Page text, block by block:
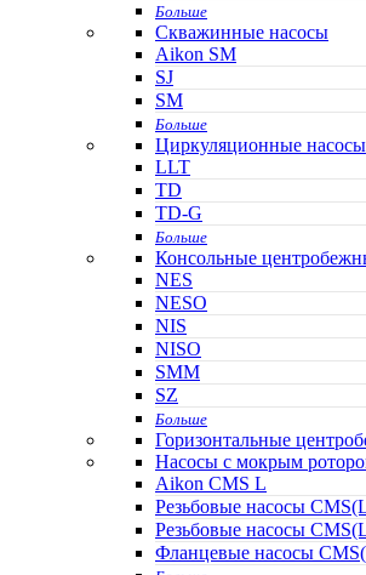
Больше
Скважинные насосы
Aikon SM
SJ
SM
Больше
Циркуляционные насосы
LLT
TD
TD-G
Больше
Консольные
NES
NESO
NIS
NISO
SMM
SZ
Больше
Горизонтальные
Насосы с мокрым
Aikon CMS L
Резьбовые насосы
Резьбовые насосы
Фланцевые насосы